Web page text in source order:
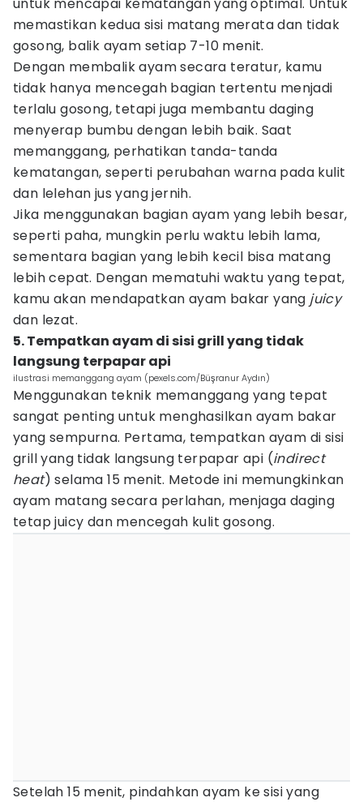
memastikan kedua sisi matang merata dan tidak
gosong, balik ayam setiap 7-10 menit.
Dengan membalik ayam secara teratur, kamu
tidak hanya mencegah bagian tertentu menjadi
terlalu gosong, tetapi juga membantu daging
menyerap bumbu dengan lebih baik. Saat
memanggang, perhatikan tanda-tanda
kematangan, seperti perubahan warna pada kulit
dan lelehan jus yang jernih.
Jika menggunakan bagian ayam yang lebih besar,
seperti paha, mungkin perlu waktu lebih lama,
sementara bagian yang lebih kecil bisa matang
lebih cepat. Dengan mematuhi waktu yang tepat,
kamu akan mendapatkan ayam bakar yang juicy
dan lezat.
5. Tempatkan ayam di sisi grill yang tidak
langsung terpapar api
ilustrasi memanggang ayam (pexels.com/Büşranur Aydın)
Menggunakan teknik memanggang yang tepat
sangat penting untuk menghasilkan ayam bakar
yang sempurna. Pertama, tempatkan ayam di sisi
grill yang tidak langsung terpapar api (indirect
heat) selama 15 menit. Metode ini memungkinkan
ayam matang secara perlahan, menjaga daging
tetap juicy dan mencegah kulit gosong.
Setelah 15 menit, pindahkan ayam ke sisi yang